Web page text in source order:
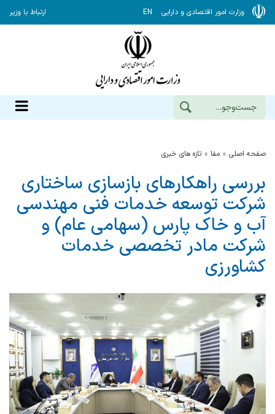
وزارت امور اقتصادی و دارایی EN ارتباط با وزیر
صفحه اصلی مفا تازه های خبری
بررسی راهکارهای بازسازی ساختاری
شرکت توسعه خدمات فنی مهندسی
آب و خاک پارس (سهامی عام) و
شرکت مادر تخصصی خدمات
کشاورزی